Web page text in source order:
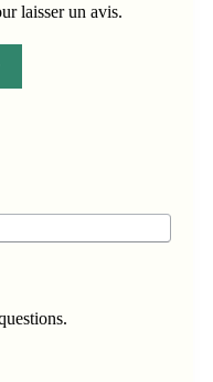
laisser un avis.